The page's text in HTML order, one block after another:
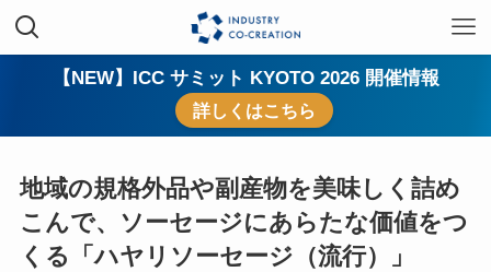
【NEW】ICC サミット KYOTO 2026 開催情報
詳しくはこちら
地域の規格外品や副産物を美味しく詰め
こんで、ソーセージにあらたな価値をつ
くる「ハヤリソーセージ（流行）」